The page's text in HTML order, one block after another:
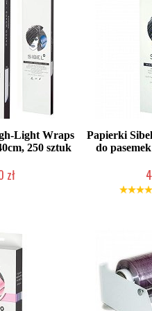
Light Wraps
250 sztuk
zł
Papierki
do
Duża